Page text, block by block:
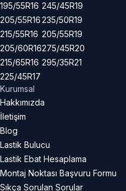
195/55R16
205/55R16
215/55R16
205/60R16
215/65R16
225/45R17
245/45R19
235/50R19
205/55R19
275/45R20
295/35R21
Kurumsal
Hakkımızda
İletişim
Blog
Lastik Bulucu
Lastik Ebat Hesaplama
Montaj Noktası Başvuru Formu
Sıkça Sorulan Sorular